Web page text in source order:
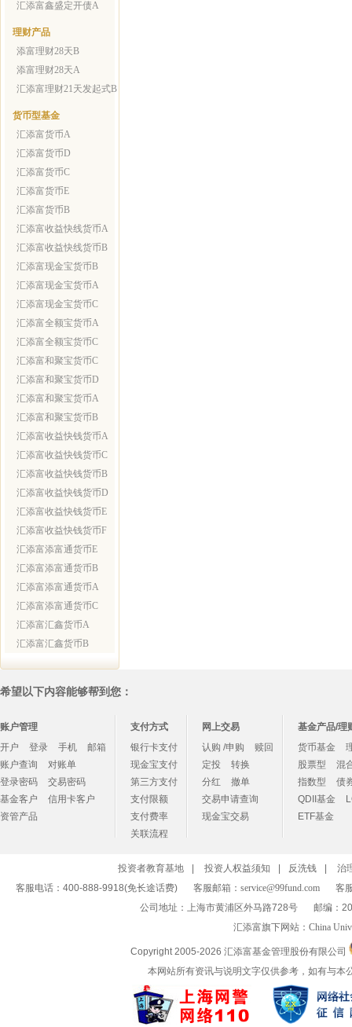
汇添富鑫盛定开债A
理财产品
添富理财28天B
添富理财28天A
汇添富理财21天发起式B
货币型基金
汇添富货币A
汇添富货币D
汇添富货币C
汇添富货币E
汇添富货币B
汇添富收益快线货币A
汇添富收益快线货币B
汇添富现金宝货币B
汇添富现金宝货币A
汇添富现金宝货币C
汇添富全额宝货币A
汇添富全额宝货币C
汇添富和聚宝货币C
汇添富和聚宝货币D
汇添富和聚宝货币A
汇添富和聚宝货币B
汇添富收益快钱货币A
汇添富收益快钱货币C
汇添富收益快钱货币B
汇添富收益快钱货币D
汇添富收益快钱货币E
汇添富收益快钱货币F
汇添富添富通货币E
汇添富添富通货币B
汇添富添富通货币A
汇添富添富通货币C
汇添富汇鑫货币A
汇添富汇鑫货币B
希望以下内容能够帮到您：
账户管理
开户
登录 手机
邮箱
账户查询
对账单
登录密码
交易密码
基金客户
信用卡客户
资管产品
支付方式
银行卡支付
现金宝支付
第三方支付
支付限额
支付费率
关联流程
网上交易
认购 /申购
赎回
定投
转换
分红
撤单
交易申请查询
现金宝交易
基金产品/理
货币基金
股票型
混
指数型
债
QDII基金
ETF基金
投资者教育基地 投资人权益须知 反洗钱
治
客服电话：400-888-9918(免长途话费)
客服邮箱： service@99fund.com
客
公司地址：上海市黄浦区外马路728号
邮编：
汇添富旗下网站： China
Copyright 2005-2026 汇添富基金管理股份有限公司
本网站所有资讯与说明文字仅供参考，如有与本